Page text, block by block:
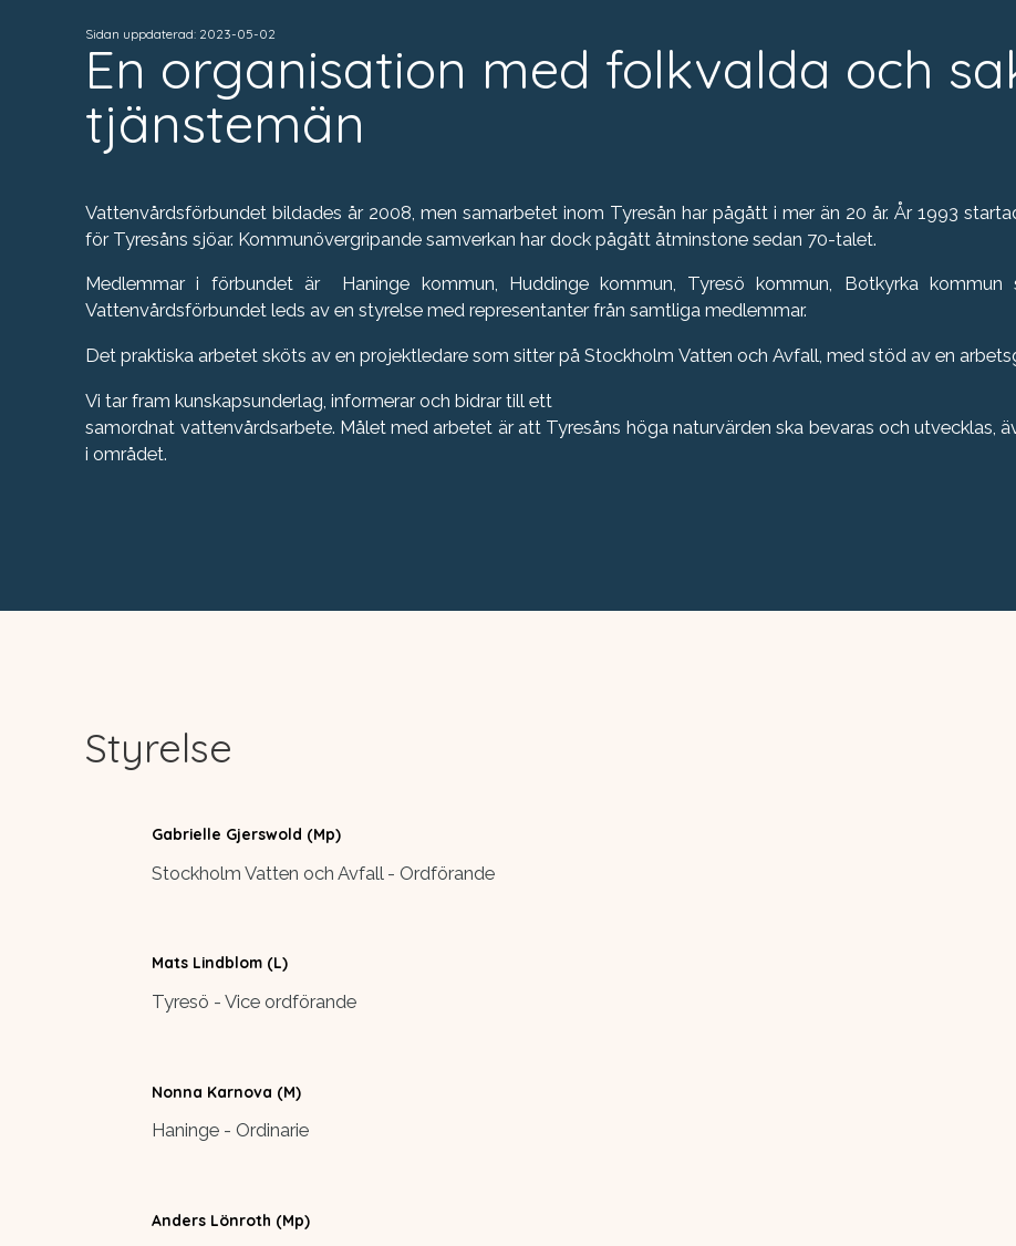
Sidan uppdaterad: 2023-05-02
En organisation med folkvalda och
tjänstemän
Vattenvårdsförbundet bildades år 2008, men samarbetet inom Tyresån har pågått i mer än 20 år. År 1993
för Tyresåns sjöar. Kommunövergripande samverkan har dock pågått åtminstone sedan 70-talet.
Medlemmar i förbundet är Haninge kommun, Huddinge kommun, Tyresö kommun, Botkyrka
Vattenvårdsförbundet leds av en styrelse med representanter från samtliga medlemmar.
Det praktiska arbetet sköts av en projektledare som sitter på Stockholm Vatten och Avfall, med stöd av en
Vi tar fram kunskapsunderlag, informerar och bidrar till ett
samordnat vattenvårdsarbete. Målet med arbetet är att Tyresåns höga naturvärden ska bevaras och utvecklas,
i området.
Styrelse
Gabrielle Gjerswold (Mp)
Stockholm Vatten och Avfall - Ordförande
Mats Lindblom (L)
Tyresö - Vice ordförande
Nonna Karnova (M)
Haninge - Ordinarie
Anders Lönroth (Mp)